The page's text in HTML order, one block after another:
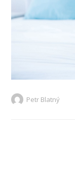
Petr Blatný